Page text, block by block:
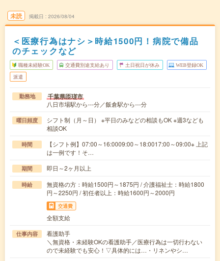
未読 掲載日 2026/08/04
＜医療行為はナシ＞時給1500円！病院で備品
のチェックなど
職種未経験OK 交通費別途支給あり 土日祝日が休み WEB登録OK
派遣
勤務地 千葉県匝瑳市
八日市場駅から---分／飯倉駅から---分
曜日頻度
シフト制（月～日） ※平日のみなどの相談もOK ※週3なども
相談OK
時間
【シフト例】07:00～16:0009:00～18:0017:00～09:00※ 上記
は一例です！そ…
期間 即日～2ヶ月以上
時給
無資格の方：時給1500円～1875円 / 介護福祉士：時給1800
円～2250円 / 初任者以上：時給1600円～2000円
交通費
全額支給
仕事内容
看護助手
＼無資格・未経験OKの看護助手／医療行為は一切行わない
ので未経験でも安心！▽具体的には…・リネンやシ…